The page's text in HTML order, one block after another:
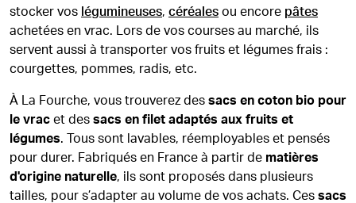
stocker vos légumineuses, céréales ou encore pâtes
achetées en vrac. Lors de vos courses au marché, ils
servent aussi à transporter vos fruits et légumes frais :
courgettes, pommes, radis, etc.
À La Fourche, vous trouverez des sacs en coton bio pour
le vrac et des sacs en filet adaptés aux fruits et
légumes. Tous sont lavables, réemployables et pensés
pour durer. Fabriqués en France à partir de matières
d'origine naturelle, ils sont proposés dans plusieurs
tailles, pour s’adapter au volume de vos achats. Ces sacs